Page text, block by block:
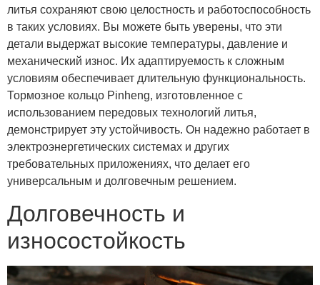
литья сохраняют свою целостность и работоспособность
в таких условиях. Вы можете быть уверены, что эти
детали выдержат высокие температуры, давление и
механический износ. Их адаптируемость к сложным
условиям обеспечивает длительную функциональность.
Тормозное кольцо Pinheng, изготовленное с
использованием передовых технологий литья,
демонстрирует эту устойчивость. Он надежно работает в
электроэнергетических системах и других
требовательных приложениях, что делает его
универсальным и долговечным решением.
Долговечность и
износостойкость